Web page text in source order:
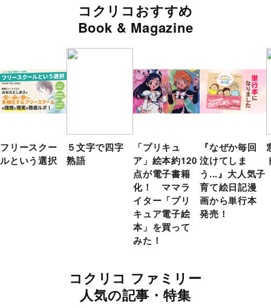
コクリコおすすめ
Book & Magazine
フリースクー
ルという選択
５文字で四字
熟語
「プリキュ
ア」絵本約120
点が電子書籍
化！ ママラ
イター「プリ
キュア電子絵
本」を買って
みた！
『なぜか毎回
泣けてしま
う...』大人気子
育て絵日記漫
画から単行本
発売！
コクリコ ファミリー
人気の記事・特集